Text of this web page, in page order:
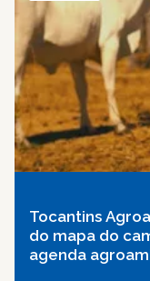
Tocantins
do mapa do
agenda